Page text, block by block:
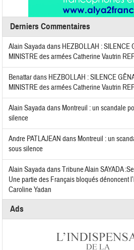
Derniers Commentaires
Alain Sayadadans HEZBOLLAH :
MINISTRE des armées Catherine Vautrin
Benattardans HEZBOLLAH : SILENCE
MINISTRE des armées Catherine Vautrin
Alain Sayadadans Montreuil : un scandale
silence
Andre PATLAJEAN dans Montreuil : un
sous silence
Alain SayadadansTribune Alain SAYADA
Une partie des Français bloqués dénoncent
Caroline Yadan
Ads